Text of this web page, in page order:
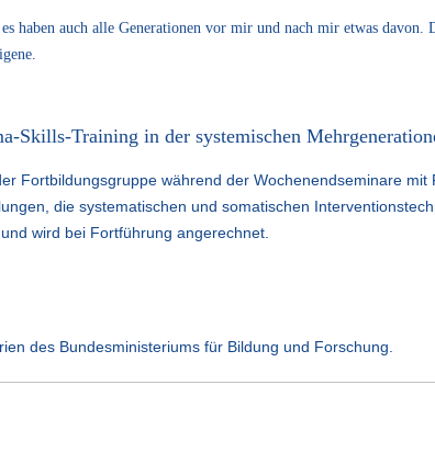
haben auch alle Generationen vor mir und nach mir etwas
Skills-Training in der systemischen
Fortbildungsgruppe während der Wochenendseminare
die systematischen und somatischen
wird bei Fortführung angerechnet.
des Bundesministeriums für Bildung und Forschung.